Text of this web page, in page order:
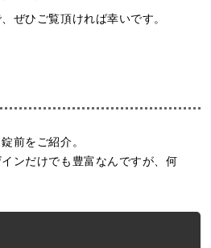
ぜひご覧頂ければ幸いです。
前をご紹介。
ンだけでも豊富なんですが、何